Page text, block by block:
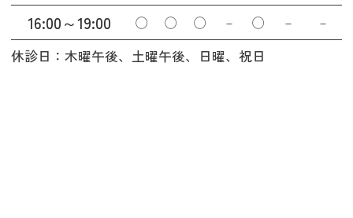
休診日：木曜午後、土曜午後、日曜、祝日
16:00～19:00 ◯ ◯ ◯ － ◯ － －